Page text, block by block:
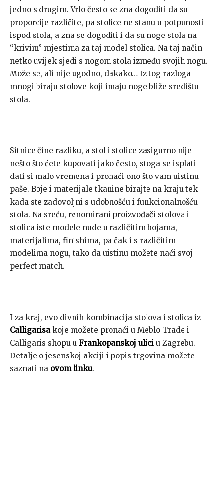
jedno s drugim. Vrlo često se zna dogoditi da su
proporcije različite, pa stolice ne stanu u potpunosti
ispod stola, a zna se dogoditi i da su noge stola na
“krivim” mjestima za taj model stolica. Na taj način
netko uvijek sjedi s nogom stola između svojih nogu.
Može se, ali nije ugodno, dakako… Iz tog razloga
mnogi biraju stolove koji imaju noge bliže središtu
stola.
Sitnice čine razliku, a stol i stolice zasigurno nije
nešto što ćete kupovati jako često, stoga se isplati
dati si malo vremena i pronaći ono što vam uistinu
paše. Boje i materijale tkanine birajte na kraju tek
kada ste zadovoljni s udobnošću i funkcionalnošću
stola. Na sreću, renomirani proizvođači stolova i
stolica iste modele nude u različitim bojama,
materijalima, finishima, pa čak i s različitim
modelima nogu, tako da uistinu možete naći svoj
perfect match.
I za kraj, evo divnih kombinacija stolova i stolica iz
Calligarisakoje možete pronaći u Meblo Trade i
Calligaris shopu u Frankopanskoj ulici u Zagrebu.
Detalje o jesenskoj akciji i popis trgovina možete
saznati na ovom linku.